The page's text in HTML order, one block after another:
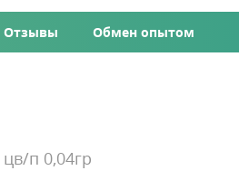
Отзывы Обмен опытом
п 0,04гр